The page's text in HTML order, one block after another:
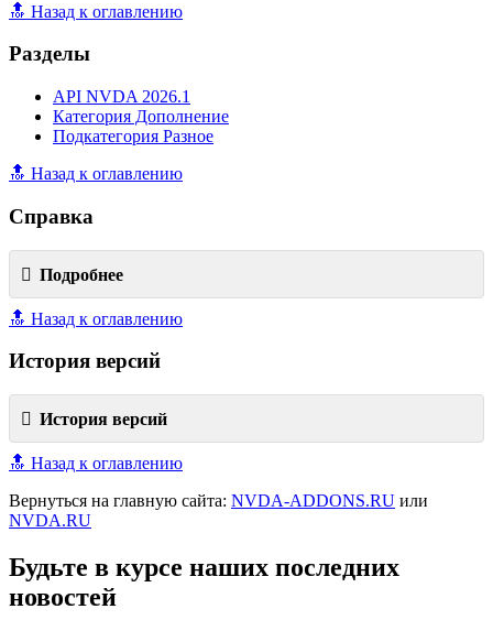
🔝 Назад к оглавлению
Разделы
API NVDA 2026.1
Категория Дополнение
Подкатегория Разное
🔝 Назад к оглавлению
Справка
Подробнее
🔝 Назад к оглавлению
История версий
История версий
🔝 Назад к оглавлению
Вернуться на главную сайта: NVDA-ADDONS.RU или
NVDA.RU
Будьте в курсе наших последних
новостей